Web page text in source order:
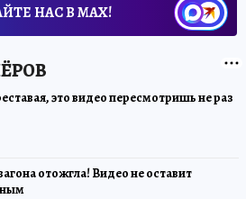
НАС В МАХ!
это видео пересмотришь не раз
отожгла! Видео не оставит